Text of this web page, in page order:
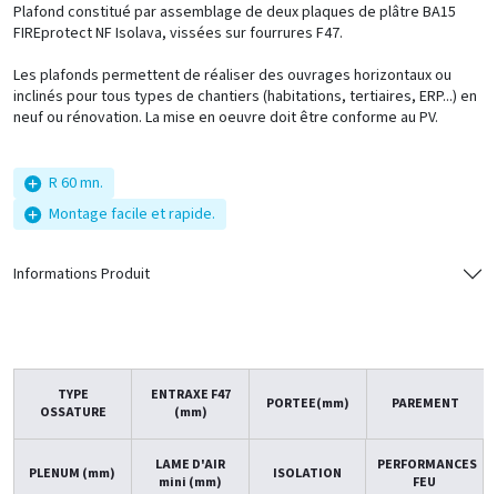
Plafond constitué par assemblage de deux plaques de plâtre BA15
FIREprotect NF Isolava, vissées sur fourrures F47.
Les plafonds permettent de réaliser des ouvrages horizontaux ou
inclinés pour tous types de chantiers (habitations, tertiaires, ERP...) en
neuf ou rénovation. La mise en oeuvre doit être conforme au PV.
R 60 mn.
Montage facile et rapide.
Informations Produit
TYPE
OSSATURE
ENTRAXE F47
(mm)
PORTEE(mm) PAREMENT
PLENUM (mm)
LAME D'AIR
mini (mm)
ISOLATION
PERFORMANCES
FEU